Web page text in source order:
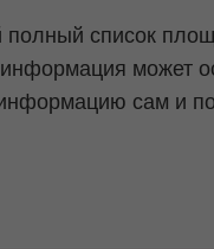
список
может
сам и